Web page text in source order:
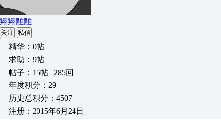
翙翙雝雝
关注 私信
精华：0帖
求助：9帖
帖子：15帖 | 285回
年度积分：29
历史总积分：4507
注册：2015年6月24日